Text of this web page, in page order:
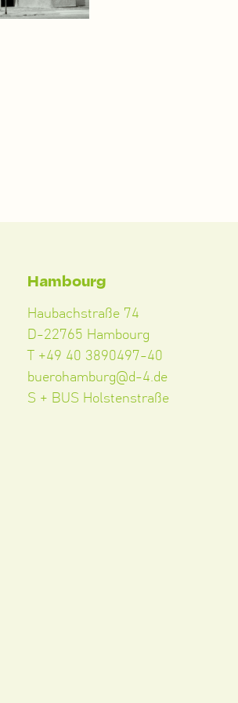
Hambourg
Haubachstraße 74
D-22765 Hambourg
T +49 40 3890497-40
buerohamburg@d-4.de
S + BUS Holstenstraße